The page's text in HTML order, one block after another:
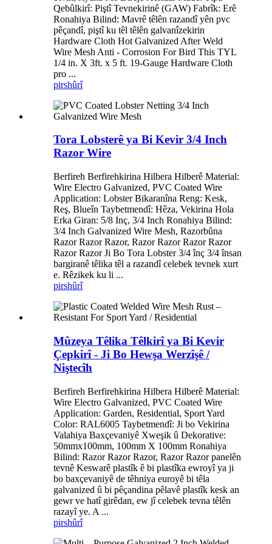
Qebûlkirî: Piştî Tevnekirinê (GAW) Fabrîk: Erê
Ronahiya Bilind: Mavrê têlên razandî yên pvc
pêçandî, piştî ku têl têlên galvanîzekirin
Hardware Cloth Hot Galvanized After Weld
Wire Mesh Anti - Corrosion For Bird This TYL
1/4 in. X 3ft. x 5 ft. 19-Gauge Hardware Cloth
pro ...
pirshûrî
Tora Lobsterê ya Bi Kevir 3/4 Inch
Razor Wire
Berfireh Berfirehkirina Hilbera Hilberê Material:
Wire Electro Galvanized, PVC Coated Wire
Application: Lobster Bikaranîna Reng: Kesk,
Reş, Blueîn Taybetmendî: Hêza, Vekirina Hola
Erka Giran: 5/8 Inç, 3/4 Inch Ronahiya Bilind:
3/4 Inch Galvanized Wire Mesh, Razorbûna
Razor Razor Razor, Razor Razor Razor Razor
Razor Razor Ji Bo Tora Lobster 3/4 înç 3/4 însan
bargiranê têlika têl a razandî celebek tevnek xurt
e. Rêzikek ku li ...
pirshûrî
Mûzeya Têlika Têlkirî ya Bi Kevir
Çepkirî - Ji Bo Hewşa Werzîşê /
Niştecîh
Berfireh Berfirehkirina Hilbera Hilberê Material:
Wire Electro Galvanized, PVC Coated Wire
Application: Garden, Residential, Sport Yard
Color: RAL6005 Taybetmendî: Ji bo Vekirina
Valahiya Baxçevaniyê Xweşik û Dekorative:
50mmx100mm, 100mm X 100mm Ronahiya
Bilind: Razor Razor Razor, Razor Razor panelên
tevnê Keswarê plastîk ê bi plastîka ewroyî ya ji
bo baxçevaniyê de têhniya euroyê bi têla
galvanized û bi pêçandina pêlavê plastîk kesk an
gewr ve hatî girêdan, ew jî celebek tevna têlên
razayî ye. A ...
pirshûrî